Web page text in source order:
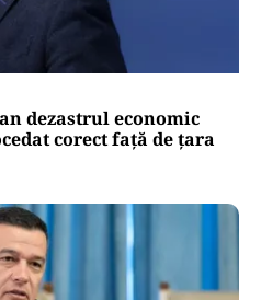
dezastrul economic
corect față de țara